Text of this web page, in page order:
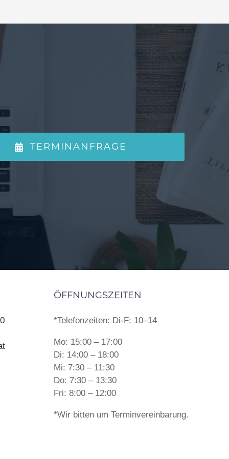
TERMINANFRAGE
ÖFFNUNGSZEITEN
*Telefonzeiten: Di-F: 10–14
Mo: 15:00 – 17:00
Di: 14:00 – 18:00
Mi: 7:30 – 11:30
Do: 7:30 – 13:30
Fri: 8:00 – 12:00
*Wir bitten um Terminvereinbarung.